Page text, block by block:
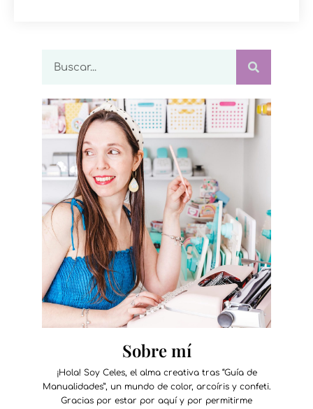
Sobre mí
¡Hola! Soy Celes, el alma creativa tras “Guía de
Manualidades”, un mundo de color, arcoíris y confeti.
Gracias por estar por aquí y por permitirme